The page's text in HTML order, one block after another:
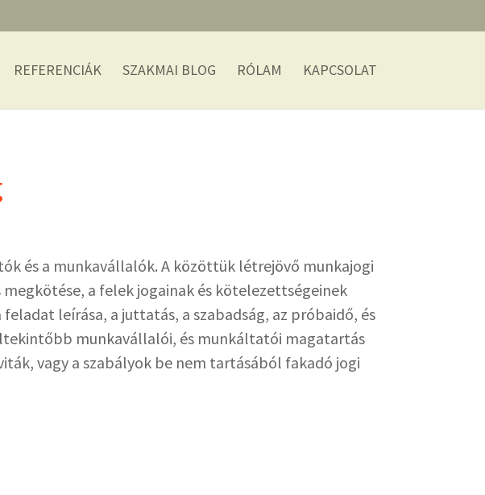
REFERENCIÁK SZAKMAI BLOG RÓLAM KAPCSOLAT
és a munkavállalók. A közöttük létrejövő munkajogi
a felek jogainak és kötelezettségeinek
leírása, a juttatás, a szabadság, az próbaidő, és
munkavállalói, és munkáltatói magatartás
vagy a szabályok be nem tartásából fakadó jogi